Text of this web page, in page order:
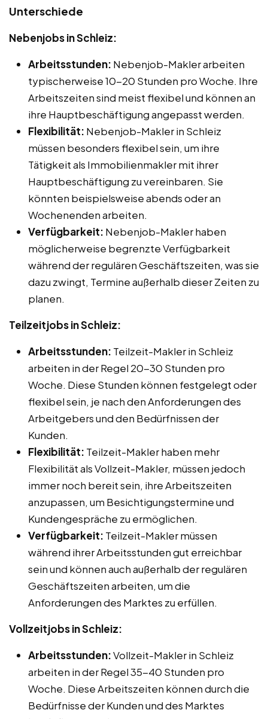
Unterschiede
Nebenjobs in Schleiz:
Arbeitsstunden: Nebenjob-Makler arbeiten
typischerweise 10-20 Stunden pro Woche. Ihre
Arbeitszeiten sind meist flexibel und können an
ihre Hauptbeschäftigung angepasst werden.
Flexibilität: Nebenjob-Makler in Schleiz
müssen besonders flexibel sein, um ihre
Tätigkeit als Immobilienmakler mit ihrer
Hauptbeschäftigung zu vereinbaren. Sie
könnten beispielsweise abends oder an
Wochenenden arbeiten.
Verfügbarkeit: Nebenjob-Makler haben
möglicherweise begrenzte Verfügbarkeit
während der regulären Geschäftszeiten, was sie
dazu zwingt, Termine außerhalb dieser Zeiten zu
planen.
Teilzeitjobs in Schleiz:
Arbeitsstunden: Teilzeit-Makler in Schleiz
arbeiten in der Regel 20-30 Stunden pro
Woche. Diese Stunden können festgelegt oder
flexibel sein, je nach den Anforderungen des
Arbeitgebers und den Bedürfnissen der
Kunden.
Flexibilität: Teilzeit-Makler haben mehr
Flexibilität als Vollzeit-Makler, müssen jedoch
immer noch bereit sein, ihre Arbeitszeiten
anzupassen, um Besichtigungstermine und
Kundengespräche zu ermöglichen.
Verfügbarkeit: Teilzeit-Makler müssen
während ihrer Arbeitsstunden gut erreichbar
sein und können auch außerhalb der regulären
Geschäftszeiten arbeiten, um die
Anforderungen des Marktes zu erfüllen.
Vollzeitjobs in Schleiz:
Arbeitsstunden:Vollzeit-Makler in Schleiz
arbeiten in der Regel 35-40 Stunden pro
Woche. Diese Arbeitszeiten können durch die
Bedürfnisse der Kunden und des Marktes